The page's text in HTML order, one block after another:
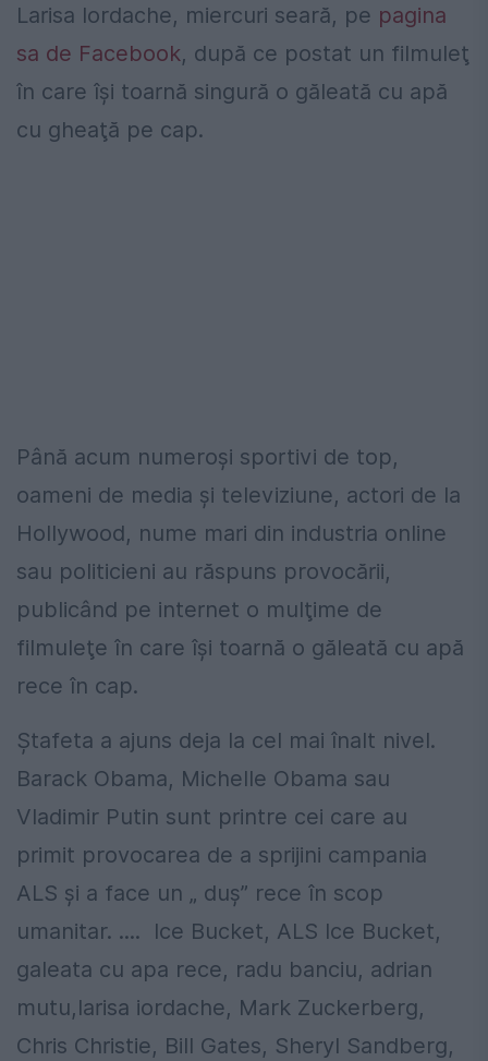
Larisa Iordache, miercuri seară, pe pagina
sa de Facebook, după ce postat un filmuleţ
în care îşi toarnă singură o găleată cu apă
cu gheaţă pe cap.
Până acum numeroşi sportivi de top,
oameni de media şi televiziune, actori de la
Hollywood, nume mari din industria online
sau politicieni au răspuns provocării,
publicând pe internet o mulţime de
filmuleţe în care îşi toarnă o găleată cu apă
rece în cap.
Ștafeta a ajuns deja la cel mai înalt nivel.
Barack Obama, Michelle Obama sau
Vladimir Putin sunt printre cei care au
primit provocarea de a sprijini campania
ALS și a face un „ duș” rece în scop
umanitar. .... Ice Bucket, ALS Ice Bucket,
galeata cu apa rece, radu banciu, adrian
mutu,larisa iordache, Mark Zuckerberg,
Chris Christie, Bill Gates, Sheryl Sandberg,